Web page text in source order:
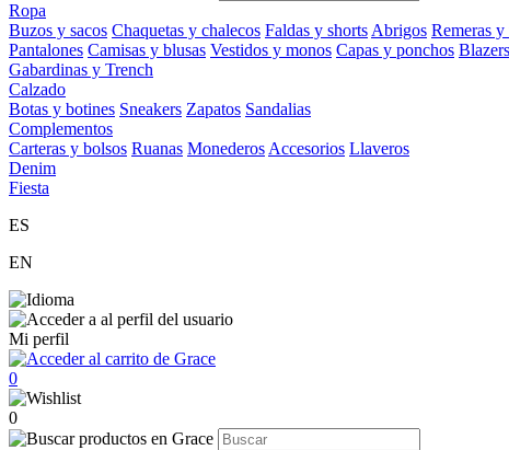
Ropa
Buzos y sacos Chaquetas y chalecos Faldas y shorts Abrigos Remeras y
Pantalones Camisas y blusas Vestidos y monos Capas y ponchos
Gabardinas y Trench
Calzado
Botas y botines Sneakers Zapatos Sandalias
Complementos
Carteras y bolsos Ruanas Monederos Accesorios Llaveros
Denim
Fiesta
ES
EN
Mi perfil
0
0